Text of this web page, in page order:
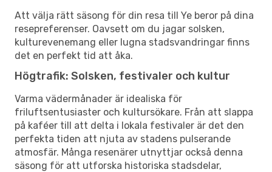
Att välja rätt säsong för din resa till Ye beror på dina
resepreferenser. Oavsett om du jagar solsken,
kulturevenemang eller lugna stadsvandringar finns
det en perfekt tid att åka.
Högtrafik: Solsken, festivaler och kultur
Varma vädermånader är idealiska för
friluftsentusiaster och kultursökare. Från att slappa
på kaféer till att delta i lokala festivaler är det den
perfekta tiden att njuta av stadens pulserande
atmosfär. Många resenärer utnyttjar också denna
säsong för att utforska historiska stadsdelar,